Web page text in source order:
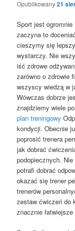
Opublikowany21
Sport jest
zaczyna to
cieszymy się
wystarczy. Nie
iść zdrowe
zarówno o zdrowie
wszyscy wiedzą w
Wówczas dobrze
znajdziemy wiele
plan treningowy
kondycji. Obecnie
poprosić trenera
jak dobrać
podopiecznych.
potrafi dobrać
okazać się trener
trenerów
zestaw ćwiczeń do
znacznie łatwiejsze